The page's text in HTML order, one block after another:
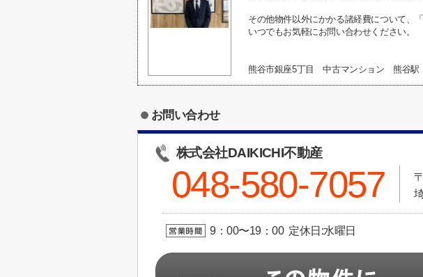
その他物件以外にかかる諸経費について、
いつでもお気軽にお問い合わせください。
熊谷市銀座5丁目 中古マンション 熊谷
お問い合わせ
株式会社DAIKICHI不動産
048-580-7057
9：00〜19：00 定休日:水曜日